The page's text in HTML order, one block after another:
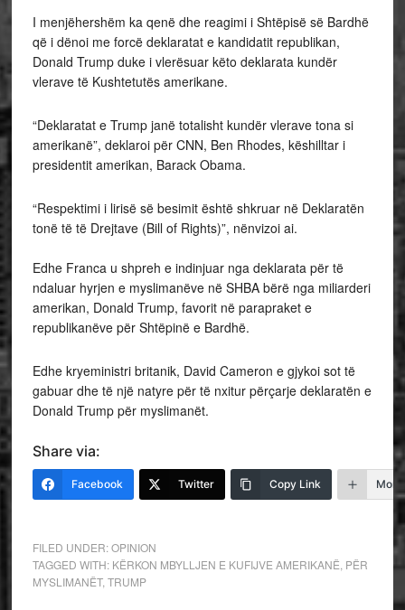
I menjëhershëm ka qenë dhe reagimi i Shtëpisë së Bardhë
që i dënoi me forcë deklaratat e kandidatit republikan,
Donald Trump duke i vlerësuar këto deklarata kundër
vlerave të Kushtetutës amerikane.
“Deklaratat e Trump janë totalisht kundër vlerave tona si
amerikanë”, deklaroi për CNN, Ben Rhodes, këshilltar i
presidentit amerikan, Barack Obama.
“Respektimi i lirisë së besimit është shkruar në Deklaratën
tonë të të Drejtave (Bill of Rights)”, nënvizoi ai.
Edhe Franca u shpreh e indinjuar nga deklarata për të
ndaluar hyrjen e myslimanëve në SHBA bërë nga miliarderi
amerikan, Donald Trump, favorit në parapraket e
republikanëve për Shtëpinë e Bardhë.
Edhe kryeministri britanik, David Cameron e gjykoi sot të
gabuar dhe të një natyre për të nxitur përçarje deklaratën e
Donald Trump për myslimanët.
Share via:
Facebook Twitter Copy Link More
FILED UNDER:OPINION
TAGGED WITH: KËRKON MBYLLJEN E KUFIJVE AMERIKANË PËR
MYSLIMANËT, TRUMP